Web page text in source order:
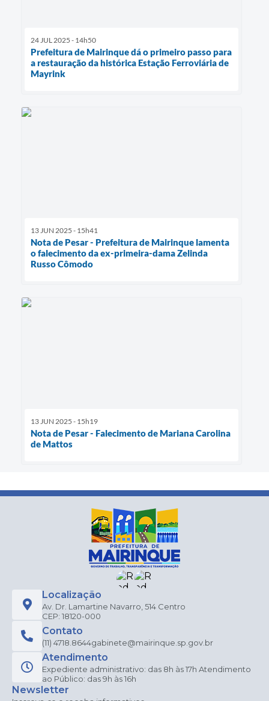
24 JUL 2025 - 14h50
Prefeitura de Mairinque dá o primeiro passo para
a restauração da histórica Estação Ferroviária de
Mayrink
13 JUN 2025 - 15h41
Nota de Pesar - Prefeitura de Mairinque lamenta
o falecimento da ex-primeira-dama Zelinda
Russo Cômodo
13 JUN 2025 - 15h19
Nota de Pesar - Falecimento de Mariana Carolina
de Mattos
Localização
Av. Dr. Lamartine Navarro, 514 Centro
CEP: 18120-000
Contato
(11) 4718.8644gabinete@mairinque.sp.gov.br
Atendimento
Expediente administrativo: das 8h às 17h Atendimento
ao Público: das 9h às 16h
Newsletter